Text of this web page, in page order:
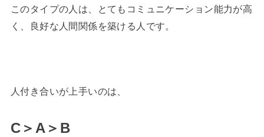
このタイプの人は、とてもコミュニケーション能力が高
く、良好な人間関係を築ける人です。
人付き合いが上手いのは、
C＞A＞B